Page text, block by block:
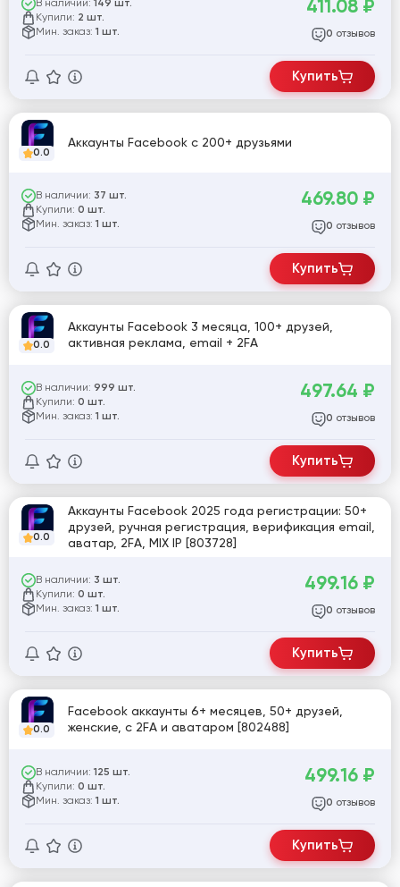
В наличии: 149 шт.
Купили: 2 шт.
Мин. заказ: 1 шт.
411.08 ₽
0 отзывов
Купить
0.0
Аккаунты Facebook с 200+ друзьями
В наличии: 37 шт.
Купили: 0 шт.
Мин. заказ: 1 шт.
469.80 ₽
0 отзывов
Купить
0.0
Аккаунты Facebook 3 месяца, 100+ друзей,
активная реклама, email + 2FA
В наличии: 999 шт.
Купили: 0 шт.
Мин. заказ: 1 шт.
497.64 ₽
0 отзывов
Купить
0.0
Аккаунты Facebook 2025 года регистрации: 50+
друзей, ручная регистрация, верификация email,
аватар, 2FA, MIX IP [803728]
В наличии: 3 шт.
Купили: 0 шт.
Мин. заказ: 1 шт.
499.16 ₽
0 отзывов
Купить
0.0
Facebook аккаунты 6+ месяцев, 50+ друзей,
женские, с 2FA и аватаром [802488]
В наличии: 125 шт.
Купили: 0 шт.
Мин. заказ: 1 шт.
499.16 ₽
0 отзывов
Купить